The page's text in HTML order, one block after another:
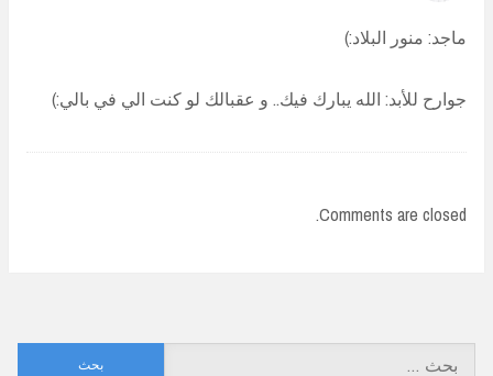
ماجد: منور البلاد:)
جوارح للأبد: الله يبارك فيك.. و عقبالك لو كنت الي في بالي:)
Comments are closed.